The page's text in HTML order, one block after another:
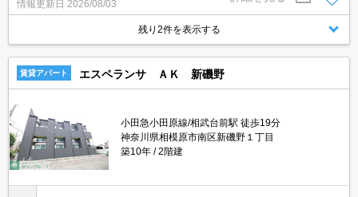
情報更新日 2026/08/03
残り2件を表示する
賃貸アパート エスペランサ ＡＫ 新磯野
小田急小田原線/相武台前駅 徒歩19分
神奈川県相模原市南区新磯野１丁目
築10年
2階建